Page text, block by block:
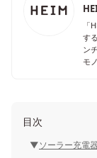
「
す
ン
モ
目次
ソーラー充電